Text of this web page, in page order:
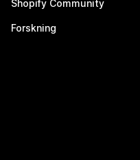
Shopify Community
Forskning